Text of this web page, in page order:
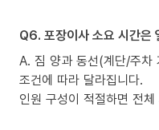
Q6. 포장이사 소요 시간은
A. 짐 양과 동선(계단/주차
조건에 따라 달라집니다.
인원 구성이 적절하면 전